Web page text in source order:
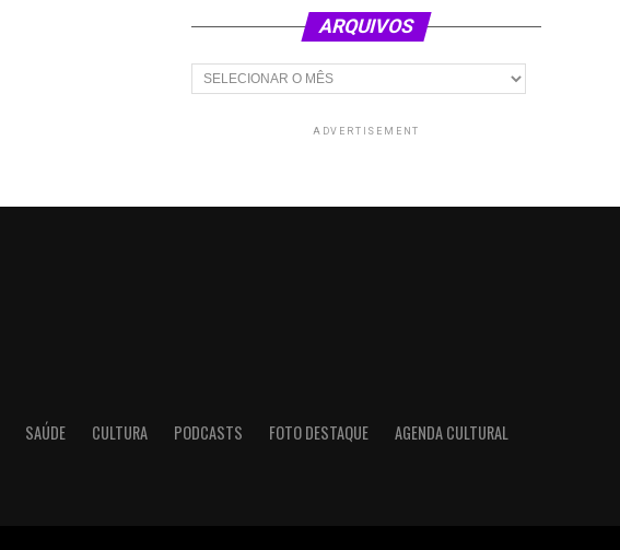
ARQUIVOS
Arquivos
ADVERTISEMENT
SAÚDE CULTURA PODCASTS FOTO DESTAQUE
AGENDA CULTURAL